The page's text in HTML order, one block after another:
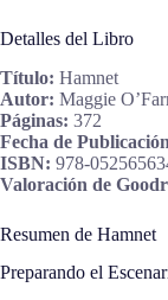
Detalles del Libro
Título: Hamnet
Autor: Maggie
Páginas: 372
Fecha de
ISBN: 978-
Valoración de
Resumen de Hamnet
Preparando el